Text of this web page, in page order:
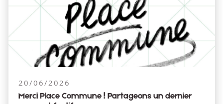
20/06/2026
Merci Place Commune ! Partageons un dernier